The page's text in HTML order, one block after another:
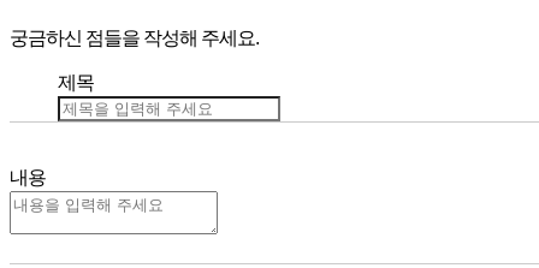
궁금하신 점들을 작성해 주세요.
제목
내용